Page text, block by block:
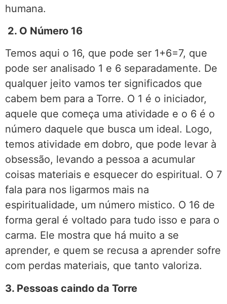
humana.
2. O Número 16
Temos aqui o 16, que pode ser 1+6=7, que
pode ser analisado 1 e 6 separadamente. De
qualquer jeito vamos ter significados que
cabem bem para a Torre. O 1 é o iniciador,
aquele que começa uma atividade e o 6 é o
número daquele que busca um ideal. Logo,
temos atividade em dobro, que pode levar à
obsessão, levando a pessoa a acumular
coisas materiais e esquecer do espiritual. O 7
fala para nos ligarmos mais na
espiritualidade, um número mistico. O 16 de
forma geral é voltado para tudo isso e para o
carma. Ele mostra que há muito a se
aprender, e quem se recusa a aprender sofre
com perdas materiais, que tanto valoriza.
3. Pessoas caindo da Torre